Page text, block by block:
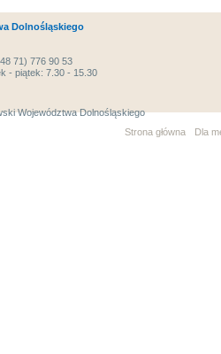
Dolnośląskiego
71) 776 90 53
- piątek: 7.30 - 15.30
Województwa Dolnośląskiego
Strona główna
Dla